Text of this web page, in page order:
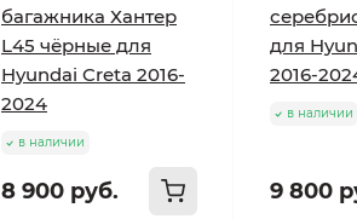
багажника Хантер
L45 чёрные для
Hyundai Creta 2016-
2024
в наличии
8 900 руб.
для
2016-
в наличии
9 800